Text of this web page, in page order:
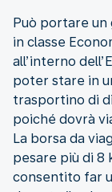
Può portare un
in classe
all’interno
poter stare in
trasportino di
poiché dovrà
La borsa da
pesare più di 8
consentito far